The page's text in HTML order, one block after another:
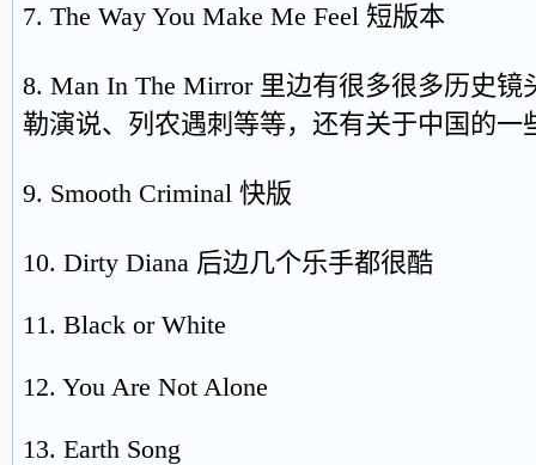
7. The Way You Make Me Feel 短版本
8. Man In The Mirror 里边有很多很多历史
勒演说、列农遇刺等等，还有关于中国的一
9. Smooth Criminal 快版
10. Dirty Diana 后边几个乐手都很酷
11. Black or White
12. You Are Not Alone
13. Earth Song